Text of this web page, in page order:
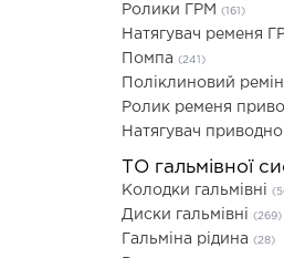
Ролики ГРМ (161)
Натягувач ременя
Помпа (241)
Поліклиновий
Ролик ременя
Натягувач
ТО гальмівної
Колодки гальмівні
Диски гальмівні (269)
Гальміна рідина (28)